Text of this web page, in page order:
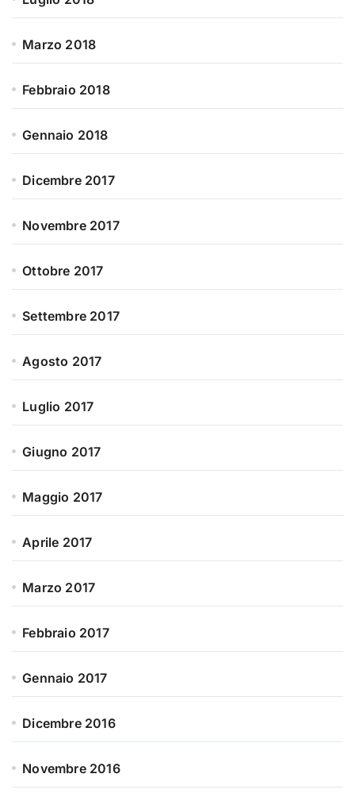
Marzo 2018
Febbraio 2018
Gennaio 2018
Dicembre 2017
Novembre 2017
Ottobre 2017
Settembre 2017
Agosto 2017
Luglio 2017
Giugno 2017
Maggio 2017
Aprile 2017
Marzo 2017
Febbraio 2017
Gennaio 2017
Dicembre 2016
Novembre 2016